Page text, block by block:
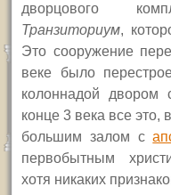
дворцового
Транзиториум,
Это сооружение
веке было
колоннадой двором
конце 3 века все
большим залом с
первобытным
хотя никаких